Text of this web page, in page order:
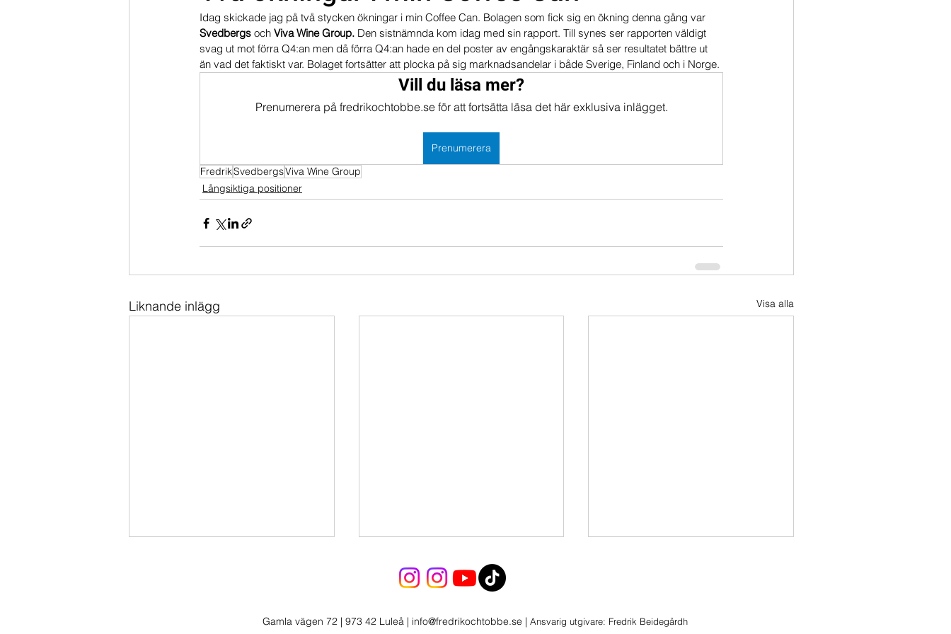
Dippköparportföljen Momentumportföljen Portföljer
Idag skickade jag på två stycken ökningar i min Coffee Can. Bolagen som fick sig en ökning denna gång var
Svedbergs och Viva Wine Group. Den sistnämnda kom idag med sin rapport. Till synes ser rapporten väldigt
svag ut mot förra Q4:an men då förra Q4:an hade en del poster av engångskaraktär så ser resultatet bättre ut
än vad det faktiskt var. Bolaget fortsätter att plocka på sig marknadsandelar i både Sverige, Finland och i Norge.
Vill du läsa mer?
Prenumerera på fredrikochtobbe.se för att fortsätta läsa det här exklusiva inlägget.
Prenumerera
FredrikSvedbergsViva Wine Group
Långsiktiga positioner
Liknande inlägg Visa alla
Gamla vägen 72 | 973 42 Luleå | info@fredrikochtobbe.se | Ansvarig utgivare: Fredrik Beidegårdh